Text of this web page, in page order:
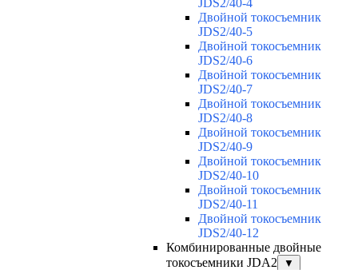
Двойной токосъемник
JDS2/40-5
Двойной токосъемник
JDS2/40-6
Двойной токосъемник
JDS2/40-7
Двойной токосъемник
JDS2/40-8
Двойной токосъемник
JDS2/40-9
Двойной токосъемник
JDS2/40-10
Двойной токосъемник
JDS2/40-11
Двойной токосъемник
JDS2/40-12
Комбинированные двойные
токосъемники JDA2
▼